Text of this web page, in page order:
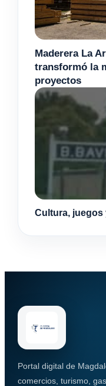
Maderera La
transformó la
proyectos
Cultura, juegos
Portal digital de
comercios, turismo,